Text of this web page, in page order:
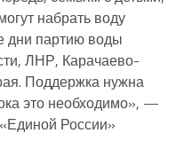
набрать воду
дни партию воды
ЛНР, Карачаево-
Поддержка нужна
это необходимо», —
России»